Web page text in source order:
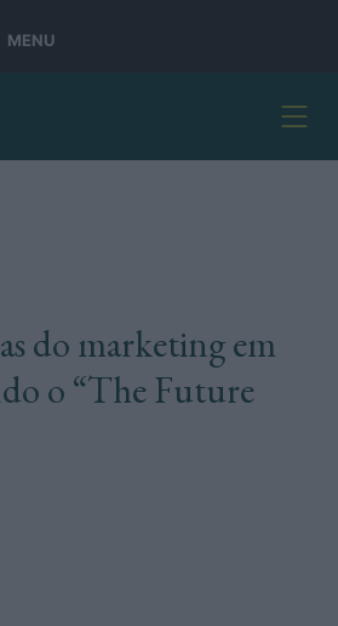
MENU
do marketing em
o “The Future